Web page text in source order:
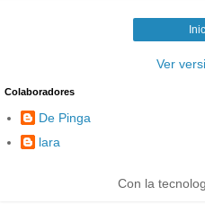
Ver
Colaboradores
De Pinga
lara
Con la